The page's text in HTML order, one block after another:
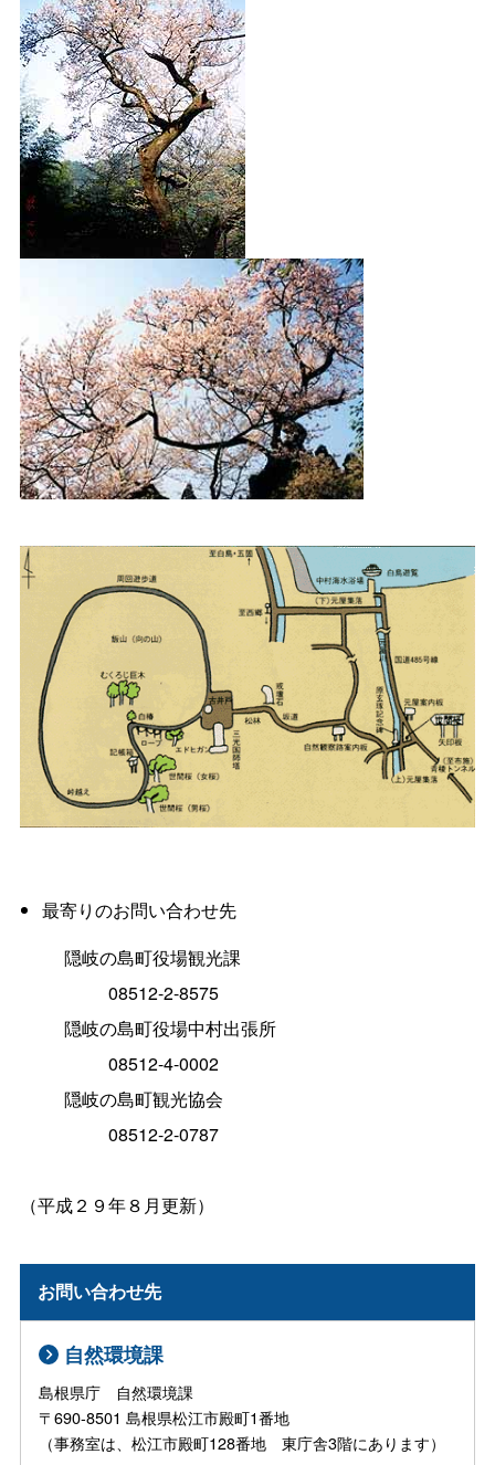
最寄りのお問い合わせ先
隠岐の島町役場観光課
08512-2-8575
隠岐の島町役場中村出張所
08512-4-0002
隠岐の島町観光協会
08512-2-0787
（平成２９年８月更新）
お問い合わせ先
自然環境課
島根県庁 自然環境課
〒690-8501 島根県松江市殿町1番地
（事務室は、松江市殿町128番地 東庁舎3階にあります）